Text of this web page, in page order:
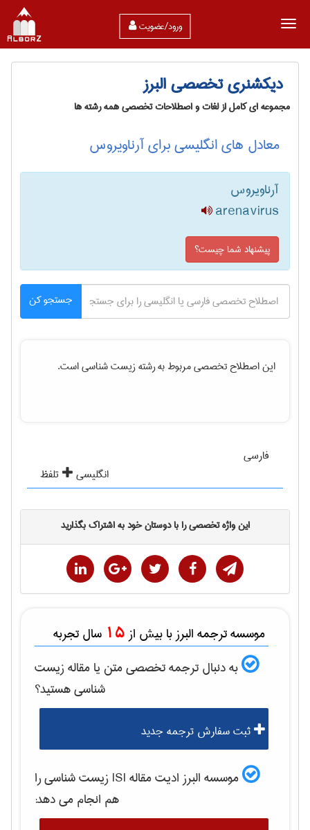
ورود/عضویت
دیکشنری تخصصی البرز
مجموعه ای کامل از لغات و اصطلاحات تخصصی همه رشته ها
معادل های انگلیسی برای آرناویروس
آرناویروس
arenavirus
پیشنهاد شما چیست؟
جستجو کن
این اصطلاح تخصصی مربوط به رشتهزيست شناسیاست.
فارسی
انگلیسی
تلفظ
این واژه تخصصی را با دوستان خود به اشتراک بگذارید
موسسه ترجمه البرز با بیش از 15 سال تجربه
به دنبال ترجمه تخصصی متن یا مقالهزيست
شناسیهستید؟
ثبت سفارش ترجمه جدید
موسسه البرز ادیت مقاله ISI زيست شناسیرا
هم انجام می دهد: